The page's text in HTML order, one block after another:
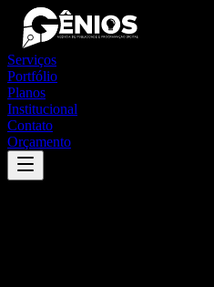
Serviços
Portfólio
Planos
Institucional
Contato
Orçamento